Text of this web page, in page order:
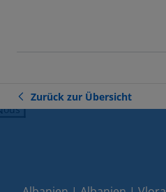
Zurück zur Übersicht